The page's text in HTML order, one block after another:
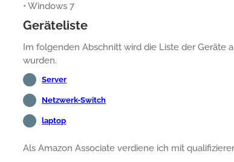
• Windows 7
Geräteliste
Im folgenden Abschnitt wird die Liste der Geräte
wurden.
Server
Netzwerk-Switch
laptop
Als Amazon Associate verdiene ich mit